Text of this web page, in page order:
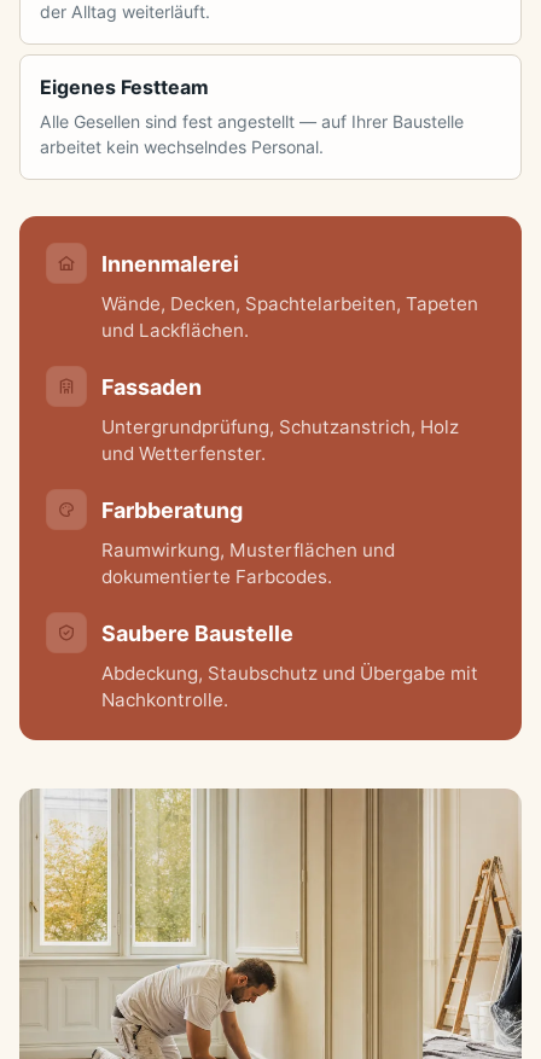
der Alltag weiterläuft.
Eigenes Festteam
Alle Gesellen sind fest angestellt — auf Ihrer Baustelle
arbeitet kein wechselndes Personal.
Innenmalerei
Wände, Decken, Spachtelarbeiten, Tapeten
und Lackflächen.
Fassaden
Untergrundprüfung, Schutzanstrich, Holz
und Wetterfenster.
Farbberatung
Raumwirkung, Musterflächen und
dokumentierte Farbcodes.
Saubere Baustelle
Abdeckung, Staubschutz und Übergabe mit
Nachkontrolle.